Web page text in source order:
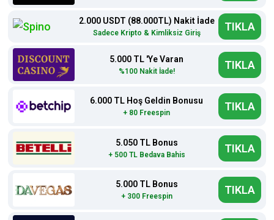
2.000 USDT (88.000TL) Nakit İade
Sadece Kripto & Kimliksiz Giriş TIKLA
5.000 TL 'Ye Varan
%100 Nakit İade! TIKLA
6.000 TL Hoş Geldin Bonusu
+ 80 Freespin TIKLA
5.050 TL Bonus
+ 500 TL Bedava Bahis TIKLA
5.000 TL Bonus
+ 300 Freespin TIKLA